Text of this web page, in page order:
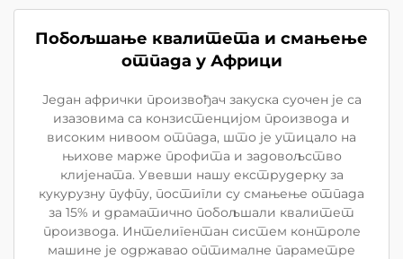
Побољшање квалитета и смањење
отпада у Африци
Један афрички произвођач закуска суочен је са
изазовима са конзистенцијом производа и
високим нивоом отпада, што је утицало на
њихове марже профита и задовољство
клијената. Увевши нашу екструдерку за
кукурузну пуфпу, постигли су смањење отпада
за 15% и драматично побољшали квалитет
производа. Интелигентан систем контроле
машине је одржавао оптималне параметре